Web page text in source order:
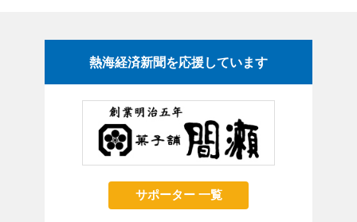
熱海経済新聞を応援しています
サポーター 一覧